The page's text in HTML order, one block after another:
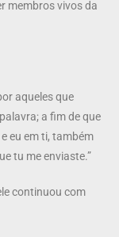
membros vivos da
aqueles que
a fim de que
eu em ti, também
tu me enviaste.”
continuou com